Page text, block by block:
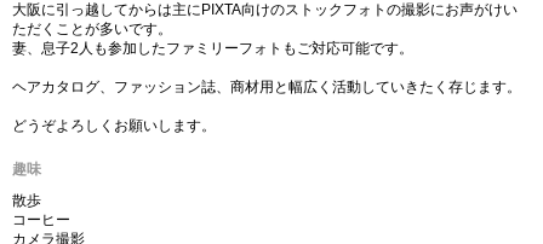
大阪に引っ越してからは主にPIXTA向けのストックフォトの撮影にお声がけい
ただくことが多いです。
妻、息子2人も参加したファミリーフォトもご対応可能です。
ヘアカタログ、ファッション誌、商材用と幅広く活動していきたく存じます。
どうぞよろしくお願いします。
趣味
散歩
コーヒー
カメラ撮影